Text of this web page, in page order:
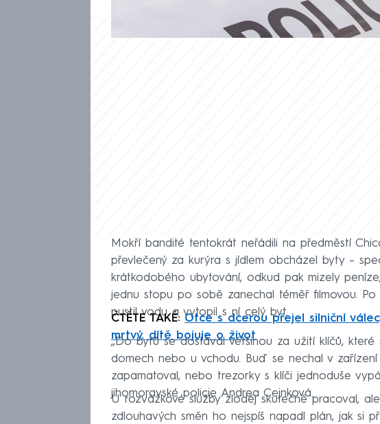
Mokří bandité tentokrát neřádili na předměstí
převlečený za kurýra s jídlem obcházel byty –
krátkodobého ubytování, odkud pak mizely
jednu stopu po sobě zanechal téměř filmovou.
pustil vodu a vytopil s ní celý byt.
ČTĚTE TAKÉ: Otce s dcerou přejel silniční
mrtvý, dítě bojuje o život
„Do bytů se dostával většinou za užití klíčů, které
domech nebo u vchodu. Buď se nechal v
zapamatoval, nebo trezorky s klíči jednoduše
jihomoravské policie Andrea Cejnková.
U rozvážkové služby zloděj skutečně pracoval,
zdlouhavých směn ho nejspíš napadl plán, jak si